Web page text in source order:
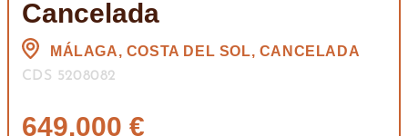
Cancelada
MÁLAGA, COSTA DEL SOL, CANCELADA
CDS 5208082
649.000 €